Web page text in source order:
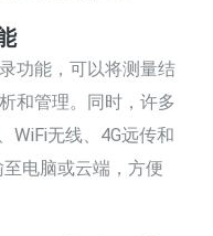
功能，可以将测量结
和管理。同时，许多
WiFi无线、4G远传和
电脑或云端，方便